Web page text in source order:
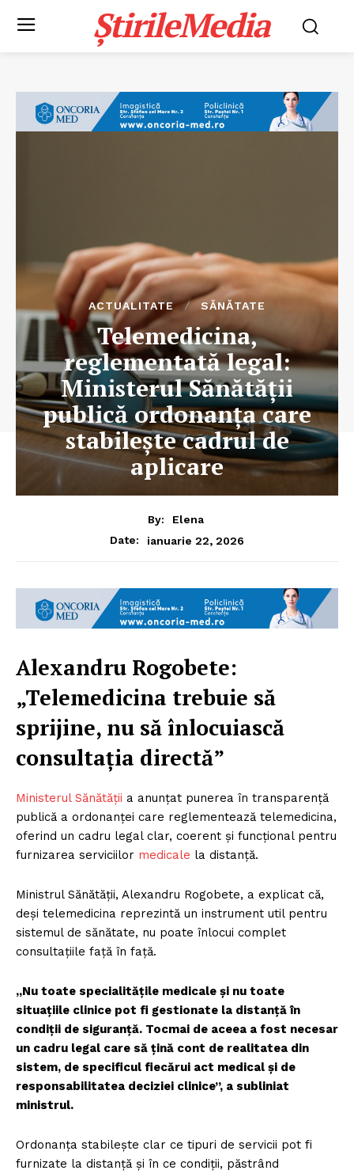
ȘtirileMedia
ACTUALITATE SĂNĂTATE
Telemedicina,
reglementată legal:
Ministerul Sănătății
publică ordonanța care
stabilește cadrul de
aplicare
By:
Elena
Date:
ianuarie 22, 2026
Alexandru Rogobete:
„Telemedicina trebuie să
sprijine, nu să înlocuiască
consultația directă”
Ministerul Sănătății a anunțat punerea în transparență
publică a ordonanței care reglementează telemedicina,
oferind un cadru legal clar, coerent și funcțional pentru
furnizarea serviciilor medicale la distanță.
Ministrul Sănătății, Alexandru Rogobete, a explicat că,
deși telemedicina reprezintă un instrument util pentru
sistemul de sănătate, nu poate înlocui complet
consultațiile față în față.
„Nu toate specialitățile medicale și nu toate
situațiile clinice pot fi gestionate la distanță în
condiții de siguranță. Tocmai de aceea a fost necesar
un cadru legal care să țină cont de realitatea din
sistem, de specificul fiecărui act medical și de
responsabilitatea deciziei clinice”, a subliniat
ministrul.
Ordonanța stabilește clar ce tipuri de servicii pot fi
furnizate la distanță și în ce condiții, păstrând